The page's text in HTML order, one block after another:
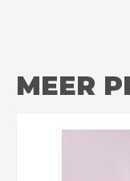
MEER